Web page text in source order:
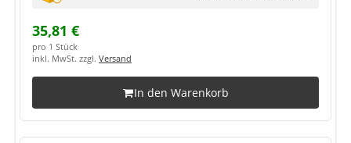
35,81 €
pro 1 Stück
inkl. MwSt. zzgl. Versand
In den Warenkorb